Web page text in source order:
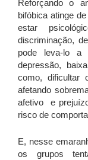
Reforçando o
bifóbica atinge
estar
discriminação,
pode leva-lo a
depressão,
como, dificultar
afetando
afetivo e
risco de
E, nesse
os grupos